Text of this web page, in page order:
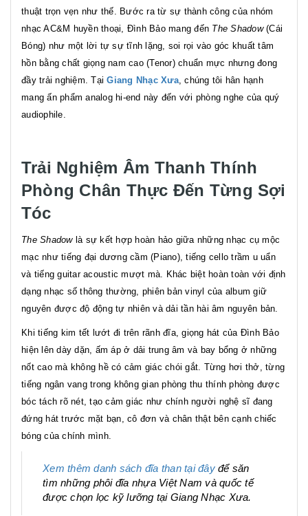
thuật trọn vẹn như thế. Bước ra từ sự thành công của nhóm
nhạc AC&M huyền thoại, Đình Bảo mang đến The Shadow(Cái
Bóng) như một lời tự sự tĩnh lặng, soi rọi vào góc khuất tâm
hồn bằng chất giọng nam cao (Tenor) chuẩn mực nhưng đong
đầy trải nghiệm. TạiGiang Nhạc Xưa, chúng tôi hân hạnh
mang ấn phẩm analog hi-end này đến với phòng nghe của quý
audiophile.
Trải Nghiệm Âm Thanh Thính
Phòng Chân Thực Đến Từng Sợi
Tóc
The Shadowlà sự kết hợp hoàn hảo giữa những nhạc cụ mộc
mạc như tiếng đại dương cầm (Piano), tiếng cello trầm u uẩn
và tiếng guitar acoustic mượt mà. Khác biệt hoàn toàn với định
dạng nhạc số thông thường, phiên bản vinyl của album giữ
nguyên được độ động tự nhiên và dải tần hài âm nguyên bản.
Khi tiếng kim tết lướt đi trên rãnh đĩa, giọng hát của Đình Bảo
hiện lên dày dặn, ấm áp ở dải trung âm và bay bổng ở những
nốt cao mà không hề có cảm giác chói gắt. Từng hơi thở, từng
tiếng ngân vang trong không gian phòng thu thính phòng được
bóc tách rõ nét, tạo cảm giác như chính người nghệ sĩ đang
đứng hát trước mặt bạn, cô đơn và chân thật bên cạnh chiếc
bóng của chính mình.
Xem thêm danh sách đĩa than tại đâyđể săn
tìm những phôi đĩa nhựa Việt Nam và quốc tế
được chọn lọc kỹ lưỡng tại Giang Nhạc Xưa.